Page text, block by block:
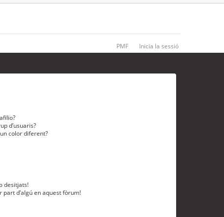
PMF Inicia la sessió
d’usuaris?
color diferent?
desitjats!
d’algú en aquest fòrum!